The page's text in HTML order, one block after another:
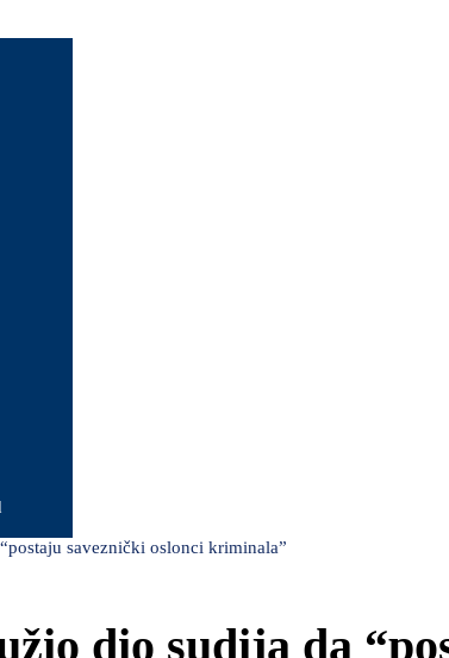
saveznički oslonci kriminala”
dio sudija da